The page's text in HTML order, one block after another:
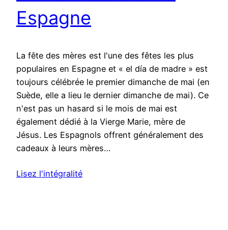
Espagne
La fête des mères est l'une des fêtes les plus
populaires en Espagne et « el día de madre » est
toujours célébrée le premier dimanche de mai (en
Suède, elle a lieu le dernier dimanche de mai). Ce
n'est pas un hasard si le mois de mai est
également dédié à la Vierge Marie, mère de
Jésus. Les Espagnols offrent généralement des
cadeaux à leurs mères…
Lisez l'intégralité